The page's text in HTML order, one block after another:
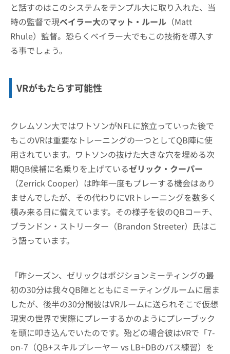
と話すのはこのシステムをテンプル大に取り入れた、当
時の監督で現ベイラー大のマット・ルール （Matt
Rhule）監督。恐らくベイラー大でもこの技術を導入す
る事でしょう。
VRがもたらす可能性
クレムソン大ではワトソンがNFLに旅立っていった後で
もこのVRは重要なトレーニングの一つとしてQB陣に使
用されています。ワトソンの抜けた大きな穴を埋める次
期QB候補に名乗りを上げているゼリック・クーパー
（Zerrick Cooper）は昨年一度もプレーする機会はあり
ませんでしたが、その代わりにVRトレーニングを数多く
積み来る日に備えています。その様子を彼のQBコーチ、
ブランドン・ストリーター（Brandon Streeter）氏はこ
う語っています。
「昨シーズン、ゼリックはポジションミーティングの最
初の30分は我々QB陣とともにミーティングルームに居ま
したが、後半の30分間彼はVRルームに送られそこで仮想
現実の世界で実際にプレーするかのようにプレーブック
を頭に叩き込んでいたのです。殆どの場合彼はVRで「7-
on-7（QB+スキルプレーヤー vs LB+DBのパス練習）を